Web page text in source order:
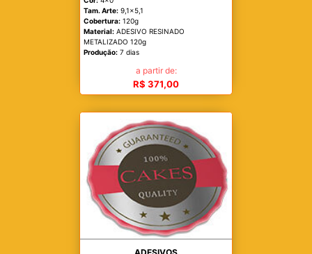
Tam. Arte: 9,1x5,1
Cobertura: 120g
Material: ADESIVO RESINADO
METALIZADO 120g
Produção: 7 dias
a partir de:
R$ 371,00